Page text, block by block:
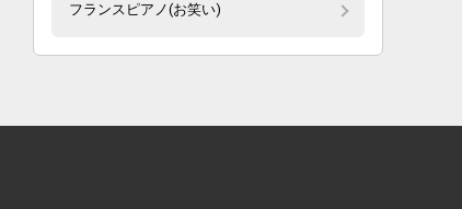
フランスピアノ(お笑い)